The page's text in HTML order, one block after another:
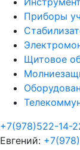
Приборы
Щитовое
+7(978)522-14-
Евгений: